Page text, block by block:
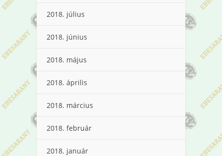
2018. július
2018. június
2018. május
2018. április
2018. március
2018. február
2018. január